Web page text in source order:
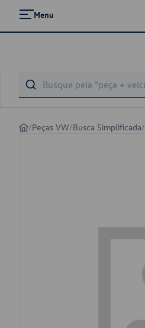
Menu
/Peças VW/Busca Simplificada/